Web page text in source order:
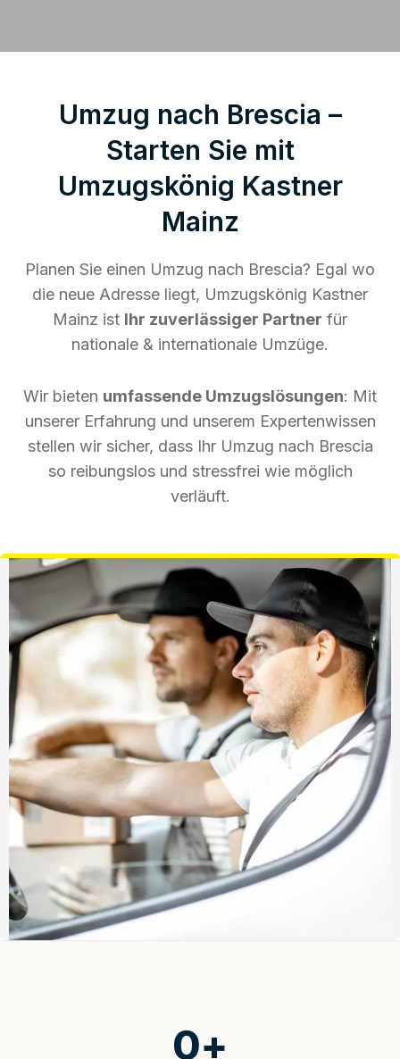
Umzug nach Brescia –
Starten Sie mit
Umzugskönig Kastner
Mainz
Planen Sie einen Umzug nach Brescia? Egal wo
die neue Adresse liegt, Umzugskönig Kastner
Mainz ist Ihr zuverlässiger Partner für
nationale & internationale Umzüge.
Wir bieten umfassende Umzugslösungen: Mit
unserer Erfahrung und unserem Expertenwissen
stellen wir sicher, dass Ihr Umzug nach Brescia
so reibungslos und stressfrei wie möglich
verläuft.
0+